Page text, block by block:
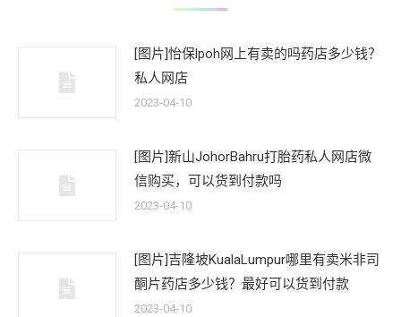
[图片]怡保lpoh网上有卖的吗药店多少钱？
私人网店
2023-04-10
[图片]新山JohorBahru打胎药私人网店微
信购买，可以货到付款吗
2023-04-10
[图片]吉隆坡KualaLumpur哪里有卖米非司
酮片药店多少钱？最好可以货到付款
2023-04-10